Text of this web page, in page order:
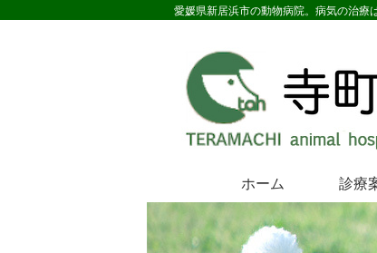
愛媛県新居浜市の動物病院。病気の治療
ホーム 診療